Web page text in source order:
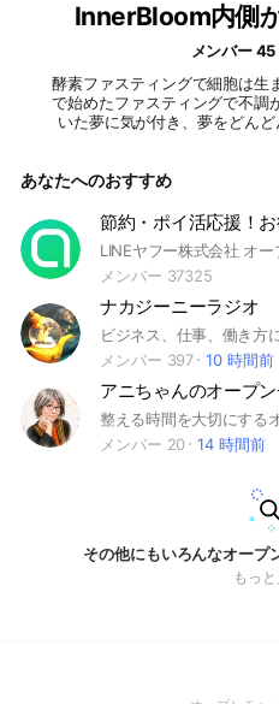
InnerBloom内側
メンバー 45
酵素ファスティングで細胞は生
で始めたファスティングで不調
いた夢に気が付き、夢をどん
天日塩#無農薬#ダイエット#ア
あなたへのおすすめ
メンバー 37325
ナカジーニーラジオ
メンバー 397
10 時間前
アニちゃんのオープ
メンバー 20
14 時間前
その他にもいろんなオープ
もっ